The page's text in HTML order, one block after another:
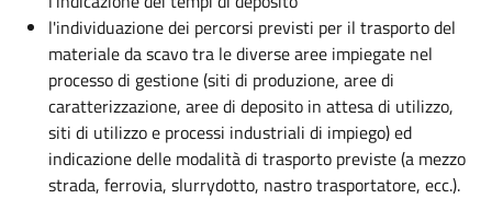
l'individuazione dei percorsi previsti per il trasporto del
materiale da scavo tra le diverse aree impiegate nel
processo di gestione (siti di produzione, aree di
caratterizzazione, aree di deposito in attesa di utilizzo,
siti di utilizzo e processi industriali di impiego) ed
indicazione delle modalità di trasporto previste (a mezzo
strada, ferrovia, slurrydotto, nastro trasportatore, ecc.).